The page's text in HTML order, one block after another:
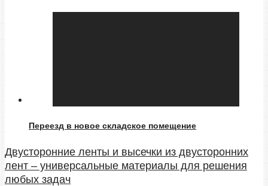
Переезд в новое складское помещение
Двусторонние ленты и высечки из двусторонних
лент – универсальные материалы для решения
любых задач